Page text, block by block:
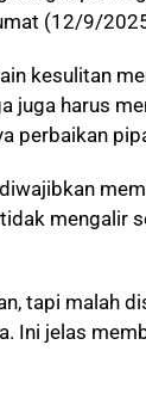
(12/9/
kesulitan
juga harus
perbaikan
mengalir
tapi malah
Ini jelas